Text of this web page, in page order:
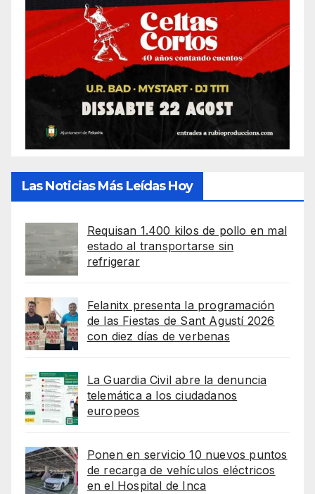
Las Noticias Más Leídas Hoy
Requisan 1.400 kilos de pollo en mal
estado al transportarse sin
refrigerar
Felanitx presenta la programación
de las Fiestas de Sant Agustí 2026
con diez días de verbenas
La Guardia Civil abre la denuncia
telemática a los ciudadanos
europeos
Ponen en servicio 10 nuevos puntos
de recarga de vehículos eléctricos
en el Hospital de Inca